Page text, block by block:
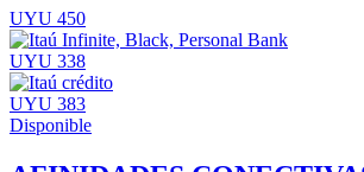
UYU 450
UYU 338
UYU 383
Disponible